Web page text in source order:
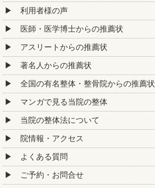
利用者様の声
医師・医学博士からの推薦状
アスリートからの推薦状
著名人からの推薦状
全国の有名整体・整骨院からの推薦状
マンガで見る当院の整体
当院の整体法について
院情報・アクセス
よくある質問
ご予約・お問合せ